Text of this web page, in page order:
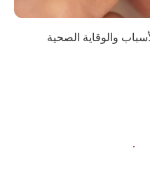
والوقاية الصحية